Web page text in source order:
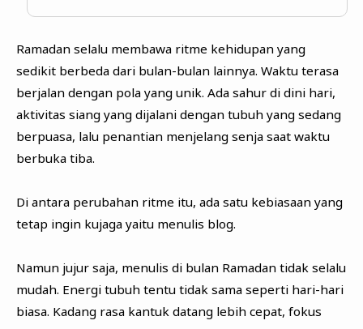
Ramadan selalu membawa ritme kehidupan yang
sedikit berbeda dari bulan-bulan lainnya. Waktu terasa
berjalan dengan pola yang unik. Ada sahur di dini hari,
aktivitas siang yang dijalani dengan tubuh yang sedang
berpuasa, lalu penantian menjelang senja saat waktu
berbuka tiba.
Di antara perubahan ritme itu, ada satu kebiasaan yang
tetap ingin kujaga yaitu menulis blog.
Namun jujur saja, menulis di bulan Ramadan tidak selalu
mudah. Energi tubuh tentu tidak sama seperti hari-hari
biasa. Kadang rasa kantuk datang lebih cepat, fokus